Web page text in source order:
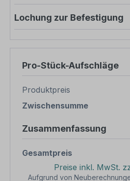
Lochung zur Befestigung
Pro-Stück-Aufschläge
Produktpreis
Zwischensumme
Zusammenfassung
Gesamtpreis
Preise inkl. MwSt.
Aufgrund von